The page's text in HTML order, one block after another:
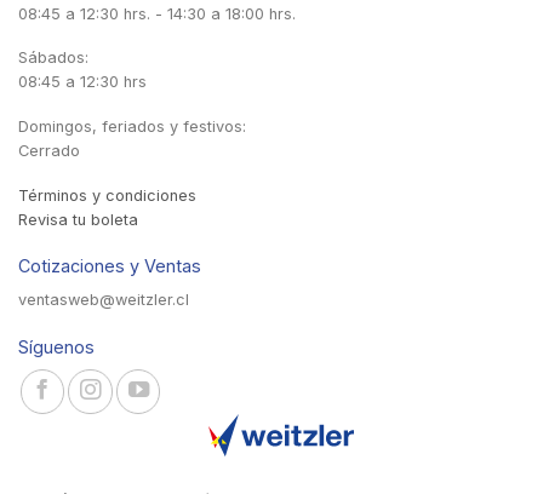
08:45 a 12:30 hrs. - 14:30 a 18:00 hrs.
Sábados:
08:45 a 12:30 hrs
Domingos, feriados y festivos:
Cerrado
Términos y condiciones
Revisa tu boleta
Cotizaciones y Ventas
ventasweb@weitzler.cl
Síguenos